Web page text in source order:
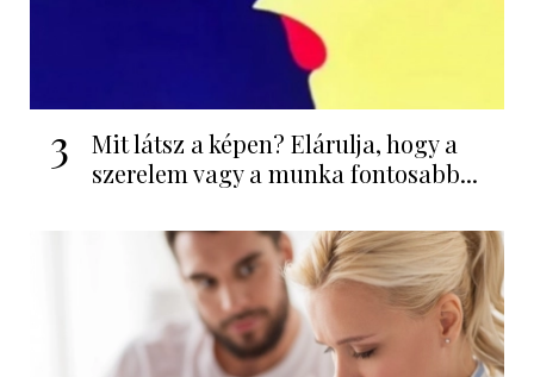
3
Mit látsz a képen? Elárulja, hogy a
szerelem vagy a munka fontosabb...